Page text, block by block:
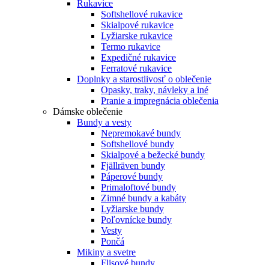
Rukavice
Softshellové rukavice
Skialpové rukavice
Lyžiarske rukavice
Termo rukavice
Expedičné rukavice
Ferratové rukavice
Doplnky a starostlivosť o oblečenie
Opasky, traky, návleky a iné
Pranie a impregnácia oblečenia
Dámske oblečenie
Bundy a vesty
Nepremokavé bundy
Softshellové bundy
Skialpové a bežecké bundy
Fjällräven bundy
Páperové bundy
Primaloftové bundy
Zimné bundy a kabáty
Lyžiarske bundy
Poľovnícke bundy
Vesty
Pončá
Mikiny a svetre
Flisové bundy